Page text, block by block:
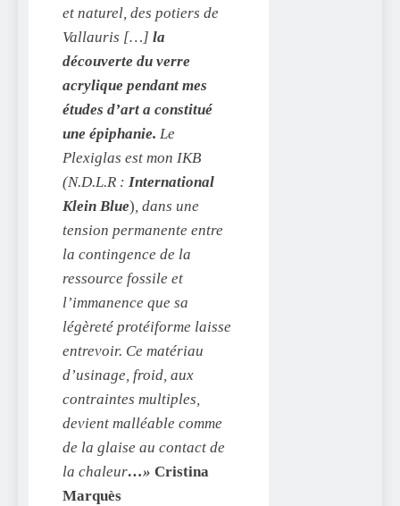
et naturel, des potiers de
Vallauris […]la
découverte du verre
acrylique pendant mes
études d’art a constitué
une épiphanie. Le
Plexiglas est mon IKB
(N.D.L.R :International
Klein Blue), dans une
tension permanente entre
la contingence de la
ressource fossile et
l’immanence que sa
légèreté protéiforme laisse
entrevoir. Ce matériau
d’usinage, froid, aux
contraintes multiples,
devient malléable comme
de la glaise au contact de
la chaleur…» Cristina
Marquès